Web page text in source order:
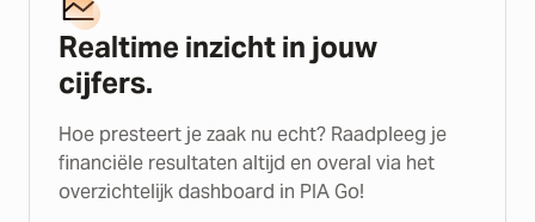
Realtime inzicht in jouw
cijfers.
Hoe presteert je zaak nu echt? Raadpleeg je
financiële resultaten altijd en overal via het
overzichtelijk dashboard in PIA Go!